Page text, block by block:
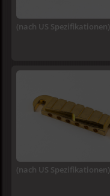
(nach US Spezifikationen)
(nach US Spezifikationen)